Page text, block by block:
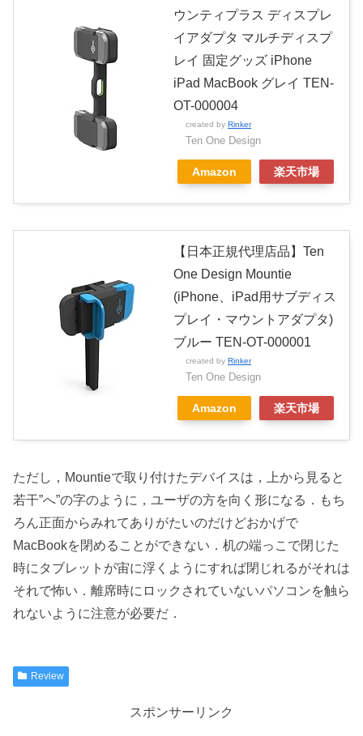
ウンティプラス ディスプレ
イアダプタ マルチディスプ
レイ 固定グッズ iPhone
iPad MacBook グレイ TEN-
OT-000004
created by Rinker
Ten One Design
Amazon 楽天市場
【日本正規代理店品】Ten
One Design Mountie
(iPhone、iPad用サブディス
プレイ・マウントアダプタ)
ブルー TEN-OT-000001
created by Rinker
Ten One Design
Amazon 楽天市場
ただし，Mountieで取り付けたデバイスは，上から見ると
若干”へ”の字のように，ユーザの方を向く形になる．もち
ろん正面からみれてありがたいのだけどおかげで
MacBookを閉めることができない．机の端っこで閉じた
時にタブレットが宙に浮くようにすれば閉じれるがそれは
それで怖い．離席時にロックされていないパソコンを触ら
れないように注意が必要だ．
Review
スポンサーリンク